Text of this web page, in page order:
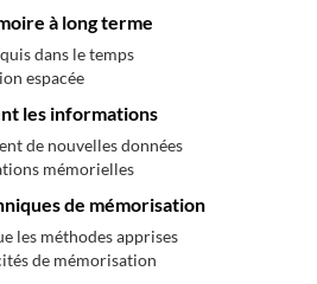
à long terme
dans le temps
espacée
les informations
de nouvelles données
mémorielles
de mémorisation
les méthodes apprises
de mémorisation